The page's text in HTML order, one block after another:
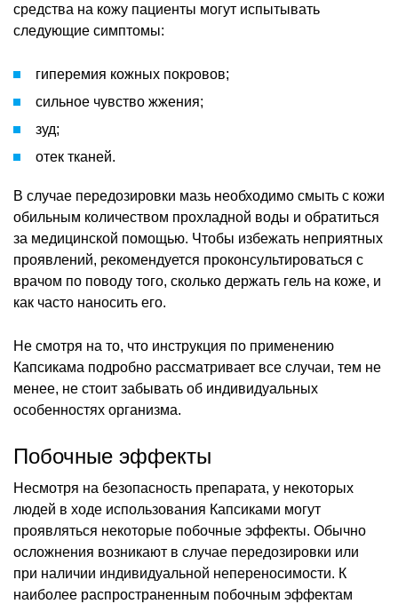
средства на кожу пациенты могут испытывать
следующие симптомы:
гиперемия кожных покровов;
сильное чувство жжения;
зуд;
отек тканей.
В случае передозировки мазь необходимо смыть с кожи
обильным количеством прохладной воды и обратиться
за медицинской помощью. Чтобы избежать неприятных
проявлений, рекомендуется проконсультироваться с
врачом по поводу того, сколько держать гель на коже, и
как часто наносить его.
Не смотря на то, что инструкция по применению
Капсикама подробно рассматривает все случаи, тем не
менее, не стоит забывать об индивидуальных
особенностях организма.
Побочные эффекты
Несмотря на безопасность препарата, у некоторых
людей в ходе использования Капсиками могут
проявляться некоторые побочные эффекты. Обычно
осложнения возникают в случае передозировки или
при наличии индивидуальной непереносимости. К
наиболее распространенным побочным эффектам